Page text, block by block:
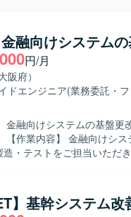
金融向けシステム
円/月
阪府）
ドエンジニア(業務委託・
金融向けシステムの基盤
・テストをご担当いただ
います。 【ポジションの魅力】 金融系システムの基盤更改に携
大規模なデータ連携処理の
】基幹システム改